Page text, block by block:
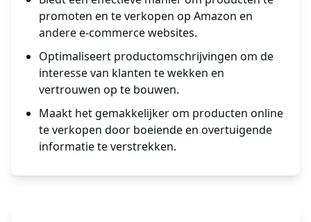
promoten en te verkopen op Amazon en
andere e-commerce websites.
Optimaliseert productomschrijvingen om de
interesse van klanten te wekken en
vertrouwen op te bouwen.
Maakt het gemakkelijker om producten online
te verkopen door boeiende en overtuigende
informatie te verstrekken.